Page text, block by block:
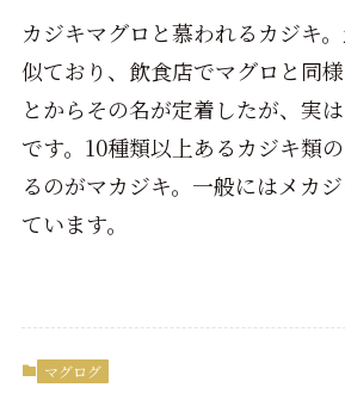
カジキマグロと慕われるカジキ
似ており、飲食店でマグロと同
とからその名が定着したが、実
です。10種類以上あるカジキ類
るのがマカジキ。一般にはメカ
ています。
マグログ